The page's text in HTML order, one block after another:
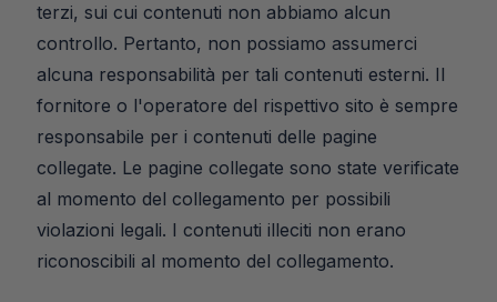
terzi, sui cui contenuti non abbiamo alcun
controllo. Pertanto, non possiamo assumerci
alcuna responsabilità per tali contenuti esterni. Il
fornitore o l'operatore del rispettivo sito è sempre
responsabile per i contenuti delle pagine
collegate. Le pagine collegate sono state verificate
al momento del collegamento per possibili
violazioni legali. I contenuti illeciti non erano
riconoscibili al momento del collegamento.